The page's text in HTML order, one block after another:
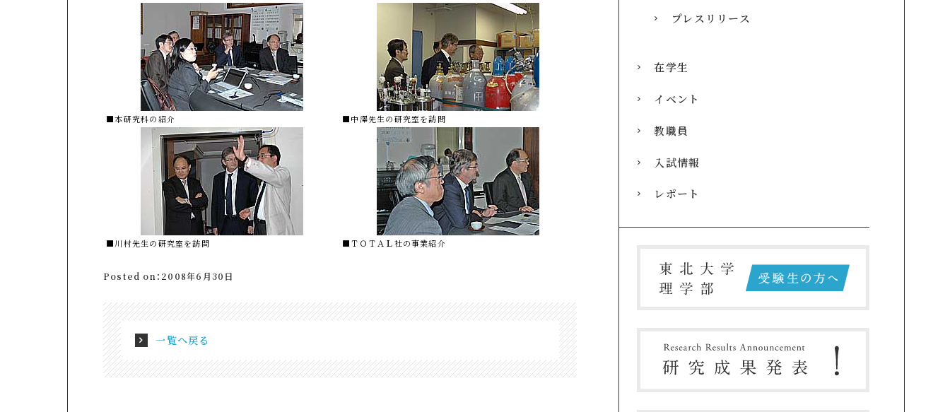
■本研究科の紹介 ■中澤先生の研究室を訪問
■川村先生の研究室を訪問 ■ＴＯＴＡＬ社の事業紹介
Posted on：2008年6月30日
一覧へ戻る
プレスリリース
在学生
イベント
教職員
入試情報
レポート